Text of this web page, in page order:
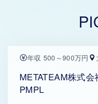
年収 500～900万円
METATEAM株式
PMPL